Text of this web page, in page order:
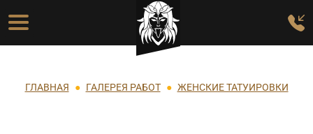
Перейти к основному содержанию
Основная навигация
Строка навигации
ГЛАВНАЯ ГАЛЕРЕЯ РАБОТ ЖЕНСКИЕ ТАТУИРОВКИ